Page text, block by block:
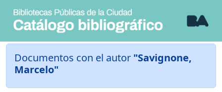
Documentos con el autor "Savignone,
Marcelo"